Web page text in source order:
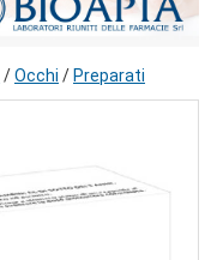
/Occhi /Preparati